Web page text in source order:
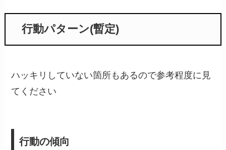
行動パターン(暫定)
ハッキリしていない箇所もあるので参考程度に見
てください
行動の傾向